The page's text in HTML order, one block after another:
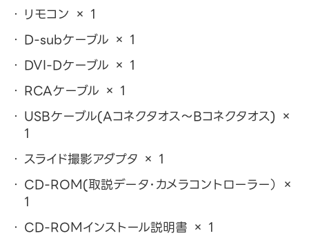
リモコン × 1
D-subケーブル × 1
DVI-Dケーブル × 1
RCAケーブル × 1
USBケーブル(Aコネクタオス～Bコネクタオス) ×
1
スライド撮影アダプタ × 1
CD-ROM(取説データ･カメラコントローラー） ×
1
CD-ROMインストール説明書 × 1